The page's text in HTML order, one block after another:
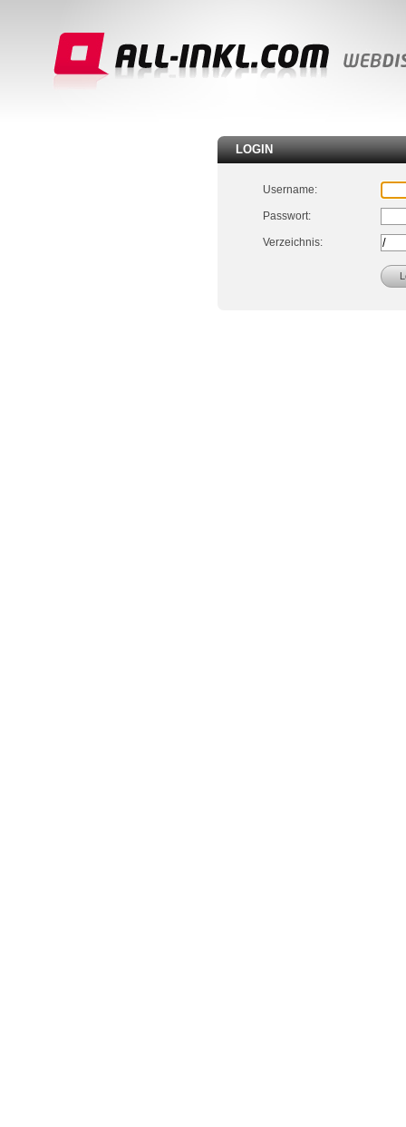
LOGIN
Username:
Passwort:
Verzeichnis: